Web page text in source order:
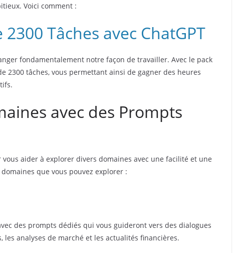
Voici comment :
Tâches avec ChatGPT
fondamentalement notre façon de travailler. Avec le pack
2300 tâches, vous permettant ainsi de gagner des heures
avec des Prompts
vous aider à explorer divers domaines avec une facilité et une
que vous pouvez explorer :
des prompts dédiés qui vous guideront vers des dialogues
analyses de marché et les actualités financières.